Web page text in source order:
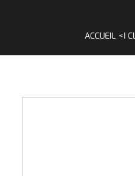
ACCUEIL